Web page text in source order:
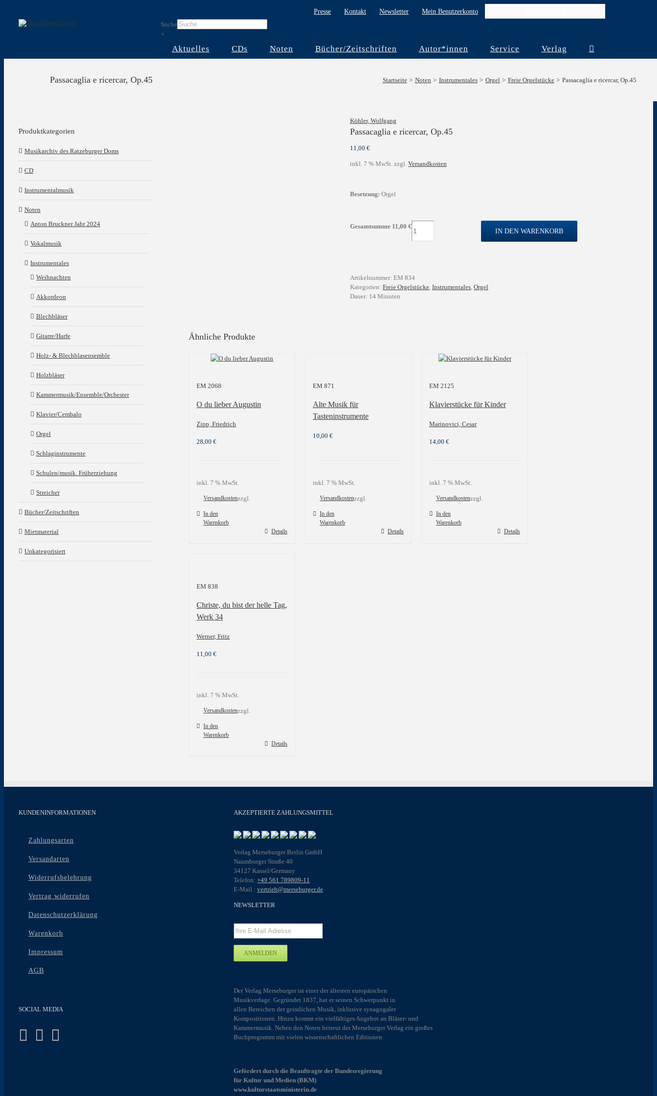
content
Presse Kontakt Newsletter Mein Benutzerkonto
Suche
×
Aktuelles CDs Noten Bücher/Zeitschriften Autor*innen Service Verlag
Passacaglia e ricercar, Op.45 Startseite Noten Instrumentales Orgel Freie Orgelstücke Passacaglia e ricercar, Op.45
Köhler, Wolfgang
Passacaglia e ricercar, Op.45
11,00 €
inkl. 7 % MwSt. zzgl. Versandkosten
Besetzung: Orgel
Gesamtsumme 11,00 €Passacaglia
e
ricercar,
IN DEN WARENKORB
Artikelnummer: EM 834
Kategorien: Freie Orgelstücke, Instrumentales, Orgel
Dauer: 14 Minuten
Ähnliche Produkte
EM 2068
O du lieber Augustin
Zipp, Friedrich
28,00 €
inkl. 7 % MwSt.
zzgl.
Versandkosten
In den
Warenkorb
Details
EM 871
Alte Musik für
Tasteninstrumente
10,00 €
inkl. 7 % MwSt.
zzgl.
Versandkosten
In den
Warenkorb
Details
EM 2125
Klavierstücke für Kinder
Marinovici, Cesar
14,00 €
inkl. 7 % MwSt.
zzgl.
Versandkosten
In den
Warenkorb
Details
EM 838
Christe, du bist der helle Tag,
Werk 34
Werner, Fritz
11,00 €
inkl. 7 % MwSt.
zzgl.
Versandkosten
In den
Warenkorb
Details
Produktkategorien
Musikarchiv des Ratzeburger Doms
CD
Instrumentalmusik
Noten
Anton Bruckner Jahr 2024
Vokalmusik
Instrumentales
Weihnachten
Akkordeon
Blechbläser
Gitarre/Harfe
Holz- & Blechblasensemble
Holzbläser
Kammermusik/Ensemble/Orchester
Klavier/Cembalo
Orgel
Schlaginstrumente
Schulen/musik. Früherziehung
Streicher
Bücher/Zeitschriften
Mietmaterial
Unkategorisiert
KUNDENINFORMATIONEN
Zahlungsarten
Versandarten
Widerrufsbelehrung
Vertrag widerrufen
Datenschutzerklärung
Warenkorb
Impressum
AGB
SOCIAL MEDIA
AKZEPTIERTE ZAHLUNGSMITTEL
Verlag Merseburger Berlin GmbH
Naumburger Straße 40
34127 Kassel/Germany
Telefon: +49 561 789809-11
E-Mail : vertrieb@merseburger.de
NEWSLETTER
Der Verlag Merseburger ist einer der ältesten europäischen
Musikverlage. Gegründet 1837, hat er seinen Schwerpunkt in
allen Bereichen der geistlichen Musik, inklusive synagogaler
Kompositionen. Hinzu kommt ein vielfältiges Angebot an Bläser- und
Kammermusik. Neben den Noten betreut der Merseburger Verlag ein großes
Buchprogramm mit vielen wissenschaftlichen Editionen.
Gefördert durch die Beauftragte der Bundesregierung
für Kultur und Medien (BKM)
www.kulturstaatsministerin.de